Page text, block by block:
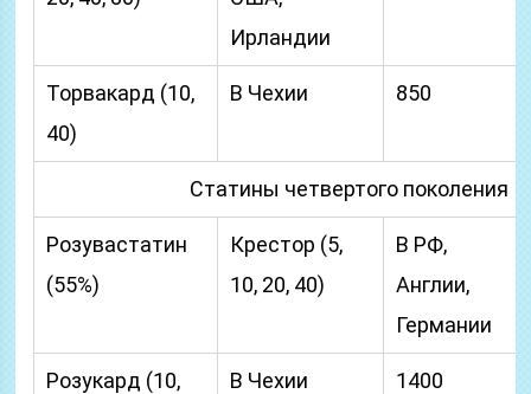
Ирландии
Торвакард (10,
40)
В Чехии 850
Статины четвертого поколения
Розувастатин
(55%)
Крестор (5,
10, 20, 40)
В РФ,
Англии,
Германии
Розукард (10,
В Чехии 1400